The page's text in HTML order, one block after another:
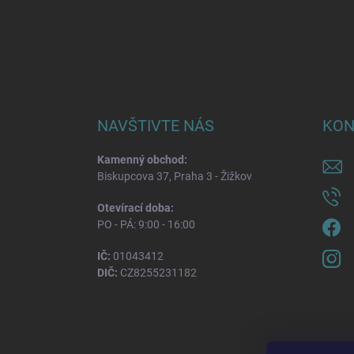
NAVŠTIVTE NÁS
Kamenný obchod:
Biskupcova 37, Praha 3 - Žižkov
Otevírací doba:
PO - PÁ: 9:00 - 16:00
IČ: 01043412
DIČ: CZ8255231182